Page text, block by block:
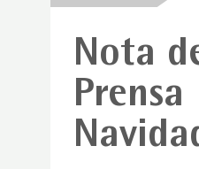
Nota
Prensa